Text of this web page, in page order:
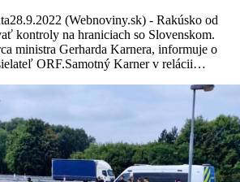
Slovenskom
(Webnoviny.sk) - Rakúsko od
kontroly na hraniciach so Slovenskom.
ministra Gerharda Karnera, informuje o
ORF.Samotný Karner v relácii…